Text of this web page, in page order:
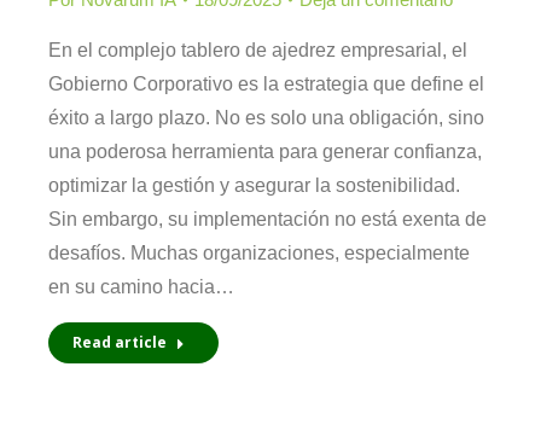
En el complejo tablero de ajedrez empresarial, el
Gobierno Corporativo es la estrategia que define el
éxito a largo plazo. No es solo una obligación, sino
una poderosa herramienta para generar confianza,
optimizar la gestión y asegurar la sostenibilidad.
Sin embargo, su implementación no está exenta de
desafíos. Muchas organizaciones, especialmente
en su camino hacia…
Read article